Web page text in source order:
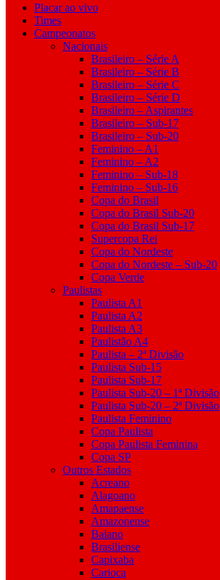
Placar ao vivo
Times
Campeonatos
Nacionais
Brasileiro – Série A
Brasileiro – Série B
Brasileiro – Série C
Brasileiro – Série D
Brasileiro – Aspirantes
Brasileiro – Sub-17
Brasileiro – Sub-20
Feminino – A1
Feminino – A2
Feminino – Sub-18
Feminino – Sub-16
Copa do Brasil
Copa do Brasil Sub-20
Copa do Brasil Sub-17
Supercopa Rei
Copa do Nordeste
Copa do Nordeste – Sub-20
Copa Verde
Paulistas
Paulista A1
Paulista A2
Paulista A3
Paulistão A4
Paulista – 2ª Divisão
Paulista Sub-15
Paulista Sub-17
Paulista Sub-20 – 1ª Divisão
Paulista Sub-20 – 2ª Divisão
Paulista Feminino
Copa Paulista
Copa Paulista Feminina
Copa SP
Outros Estados
Acreano
Alagoano
Amapaense
Amazonense
Baiano
Brasiliense
Capixaba
Carioca